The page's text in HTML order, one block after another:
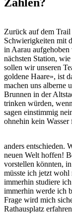
Zurück auf dem
Schwierigkeiten mit
in Aarau
nächsten Station,
sollen wir unseren
goldene Haare», ist
machen uns alberne
Brunnen in der
trinken würden,
sagen einstimmig
ohnehin kein
anders entschieden.
neuen Welt hoffen!
vorstellen könnten,
müsste ich jetzt wohl
immerhin studiere
immerhin werde ich
Frage wird mich
Rathausplatz